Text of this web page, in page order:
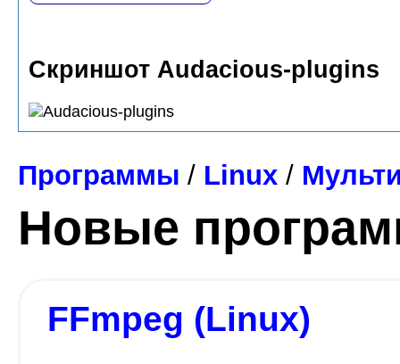
Скриншот Audacious-plugins
Программы / Linux /
Новые
FFmpeg (Linux)